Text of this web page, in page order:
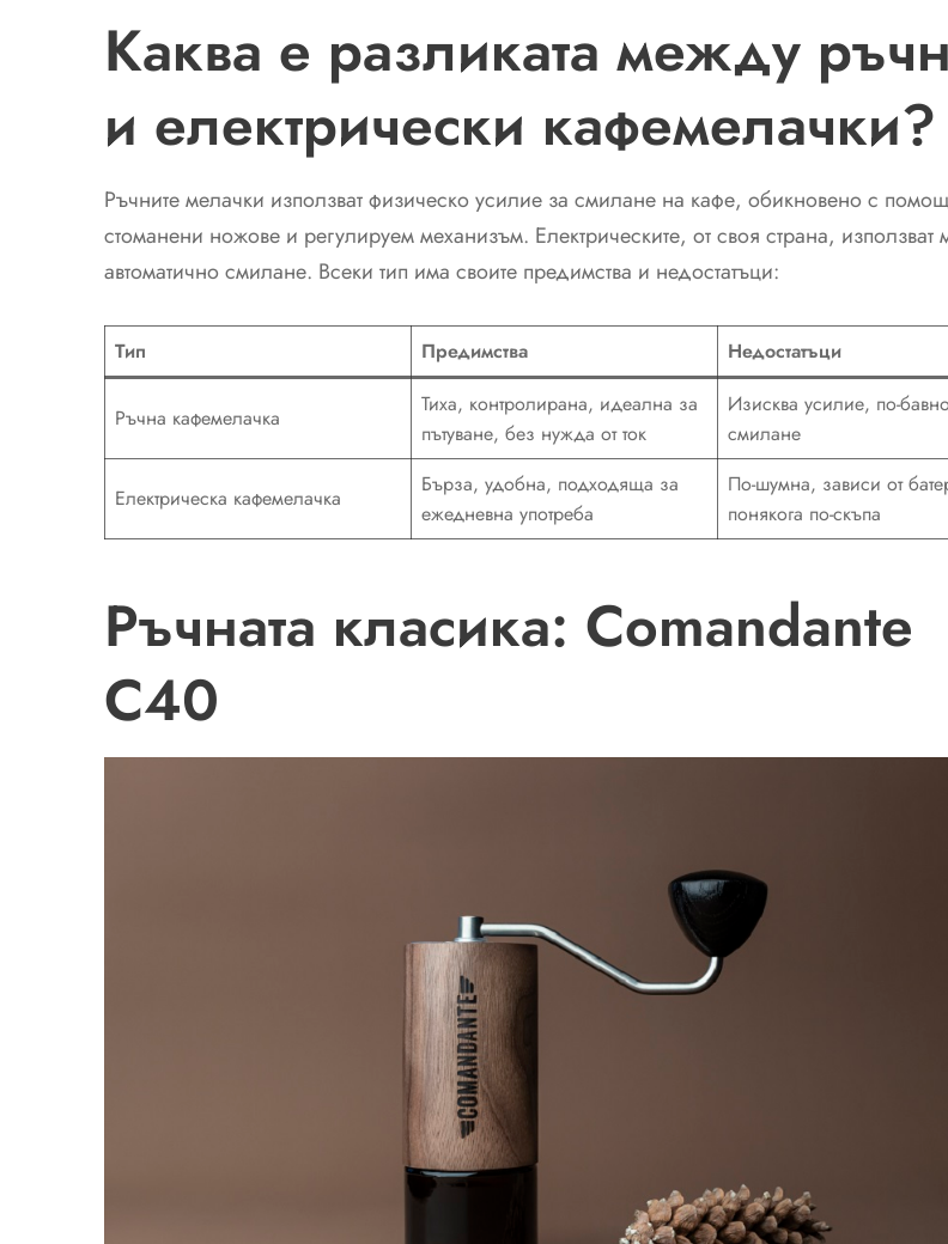
Каква е разликата между
и електрически кафемелачки?
Ръчните мелачки използват физическо усилие за смилане на кафе, обикновено с
стоманени ножове и регулируем механизъм. Електрическите, от своя страна, използват
автоматично смилане. Всеки тип има своите предимства и недостатъци:
Тип Предимства Недостатъци
Ръчна кафемелачка
Тихa, контролирана, идеална за
пътуване, без нужда от ток
Изисква усилие, по-бавно
смилане
Електрическа кафемелачка
Бърза, удобна, подходяща за
ежедневна употреба
По-шумна, зависи от
понякога по-скъпа
Ръчната класика: Comandante
C40